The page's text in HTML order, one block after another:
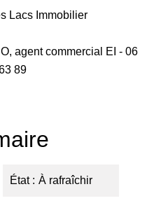
Lacs Immobilier
agent commercial EI - 06
89
État À rafraîchir